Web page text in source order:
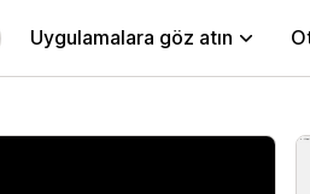
Uygulamalara göz atın